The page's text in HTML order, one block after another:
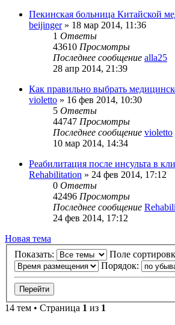
Пекинская больница Китайской
beijinger» 18 мар 2014, 11:36
1 Ответы
43610 Просмотры
Последнее сообщение alla25
28 апр 2014, 21:39
Как правильно выбрать
violetto » 16 фев 2014, 10:30
5 Ответы
44747 Просмотры
Последнее сообщение violetto
10 мар 2014, 14:34
Реабилитация после инсульта в
Rehabilitation » 24 фев 2014, 17:12
0 Ответы
42496 Просмотры
Последнее сообщение
24 фев 2014, 17:12
Новая тема
Показать:
Поле
Порядок:
14 тем • Страница 1 из 1